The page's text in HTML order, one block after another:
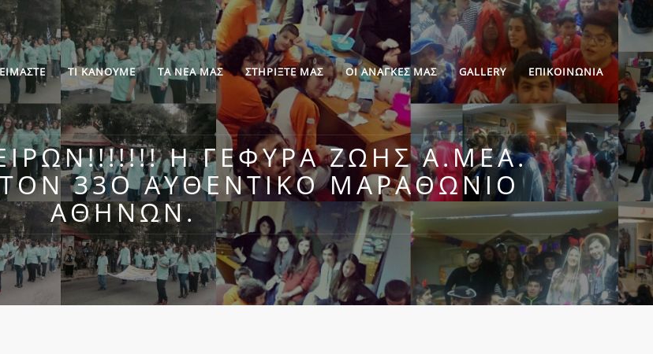
ΤΙ ΚΑΝΟΥΜΕ ΤΑ ΝΕΑ ΜΑΣ ΣΤΗΡΙΞΤΕ ΜΑΣ ΟΙ ΑΝΑΓΚΕΣ ΜΑΣ GALLERY ΕΠΙΚΟΙΝΩΝΙΑ
Η ΓΈΦΥΡΑ ΖΩΉΣ Α.ΜΕΑ.
33Ο ΑΥΘΕΝΤΙΚΌ ΜΑΡΑΘΏΝΙΟ
ΑΘΗΝΏΝ.